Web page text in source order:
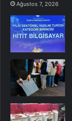
Ağustos 7, 2026